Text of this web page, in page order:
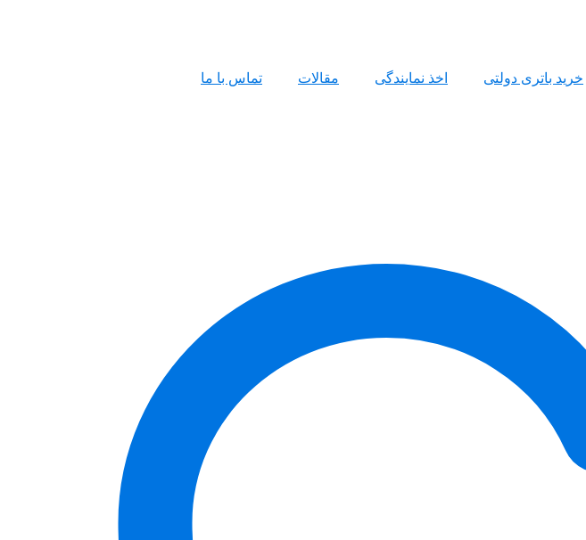
خرید باتری دولتی اخذ نمایندگی مقالات تماس با ما